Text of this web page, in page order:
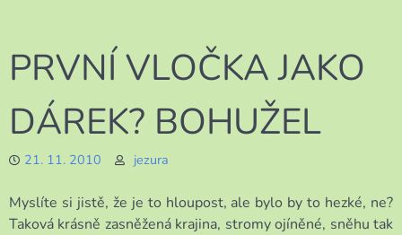
PRVNÍ VLOČKA JAKO
DÁREK? BOHUŽEL
21. 11. 2010 jezura
Myslíte si jistě, že je to hloupost, ale bylo by to hezké, ne?
Taková krásně zasněžená krajina, stromy ojíněné, sněhu tak